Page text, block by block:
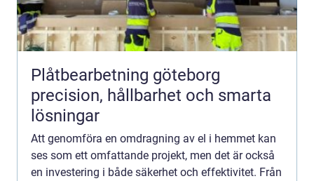
Plåtbearbetning göteborg
precision, hållbarhet och smarta
lösningar
Att genomföra en omdragning av el i hemmet kan
ses som ett omfattande projekt, men det är också
en investering i både säkerhet och effektivitet. Från